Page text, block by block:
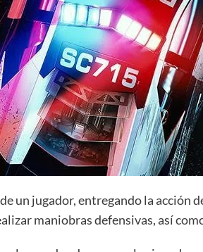
un jugador, entregando la acción
maniobras defensivas, así